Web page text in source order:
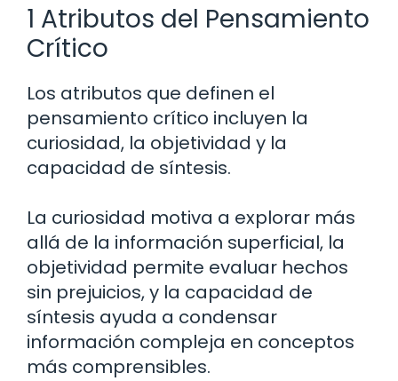
1 Atributos del Pensamiento
Crítico
Los atributos que definen el
pensamiento crítico incluyen la
curiosidad, la objetividad y la
capacidad de síntesis.
La curiosidad motiva a explorar más
allá de la información superficial, la
objetividad permite evaluar hechos
sin prejuicios, y la capacidad de
síntesis ayuda a condensar
información compleja en conceptos
más comprensibles.